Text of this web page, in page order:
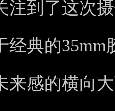
注到了这次
经典的
来感的横向